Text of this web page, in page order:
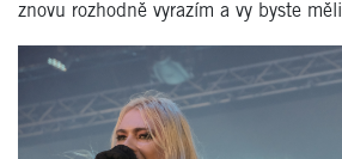
znovu rozhodně vyrazím a vy byste